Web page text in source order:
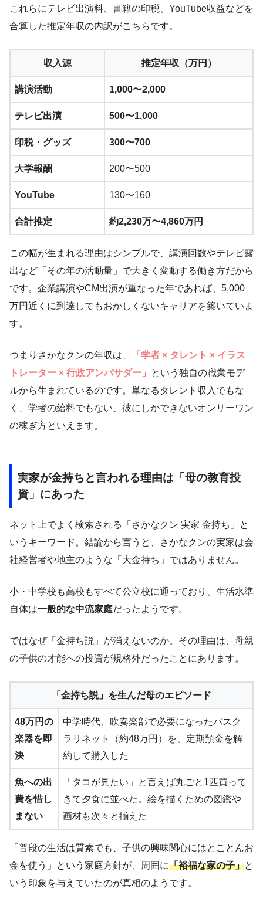
これらにテレビ出演料、書籍の印税、YouTube収益などを
合算した推定年収の内訳がこちらです。
収入源 推定年収（万円）
講演活動 1,000〜2,000
テレビ出演 500〜1,000
印税・グッズ 300〜700
大学報酬 200〜500
YouTube 130〜160
合計推定 約2,230万〜4,860万円
この幅が生まれる理由はシンプルで、講演回数やテレビ露
出など「その年の活動量」で大きく変動する働き方だから
です。企業講演やCM出演が重なった年であれば、5,000
万円近くに到達してもおかしくないキャリアを築いていま
す。
つまりさかなクンの年収は、
「学者 × タレント × イラス
トレーター × 行政アンバサダー」
という独自の職業モデ
ルから生まれているのです。単なるタレント収入でもな
く、学者の給料でもない、彼にしかできないオンリーワン
の稼ぎ方といえます。
実家が金持ちと言われる理由は「母の教育投
資」にあった
ネット上でよく検索される「さかなクン 実家 金持ち」と
いうキーワード。結論から言うと、さかなクンの実家は会
社経営者や地主のような「大金持ち」ではありません。
小・中学校も高校もすべて公立校に通っており、生活水準
自体は一般的な中流家庭だったようです。
ではなぜ「金持ち説」が消えないのか。その理由は、母親
の子供の才能への投資が規格外だったことにあります。
「金持ち説」を生んだ母のエピソード
48万円の
楽器を即
決
中学時代、吹奏楽部で必要になったバスク
ラリネット（約48万円）を、定期預金を解
約して購入した
魚への出
費を惜し
まない
「タコが見たい」と言えば丸ごと1匹買って
きて夕食に並べた。絵を描くための図鑑や
画材も次々と揃えた
「普段の生活は質素でも、子供の興味関心にはとことんお
金を使う」という家庭方針が、周囲に「裕福な家の子」と
いう印象を与えていたのが真相のようです。